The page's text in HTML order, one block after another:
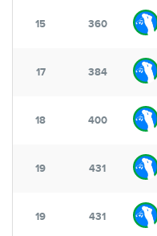
15 360
17 384
18 400
19 431
19 431